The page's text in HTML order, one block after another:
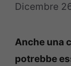
Dicembre
Anche una
potrebbe